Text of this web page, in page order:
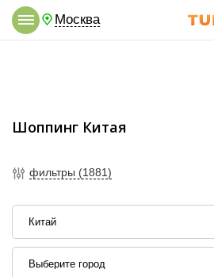
Москва
Шоппинг Китая
фильтры (1881)
Китай
Выберите город